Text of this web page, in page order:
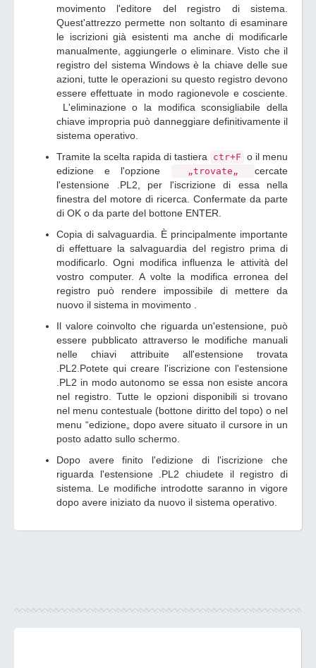
movimento l'editore del registro di sistema.
Quest'attrezzo permette non soltanto di esaminare
le iscrizioni già esistenti ma anche di modificarle
manualmente, aggiungerle o eliminare. Visto che il
registro del sistema Windows è la chiave delle sue
azioni, tutte le operazioni su questo registro devono
essere effettuate in modo ragionevole e cosciente.
L'eliminazione o la modifica sconsigliabile della
chiave impropria può danneggiare definitivamente il
sistema operativo.
Tramite la scelta rapida di tastiera
ctr+F o il menu
edizione e l'opzione
„trovate„
cercate
l'estensione .PL2, per l'iscrizione di essa nella
finestra del motore di ricerca. Confermate da parte
di OK o da parte del bottone ENTER.
Copia di salvaguardia. È principalmente importante
di effettuare la salvaguardia del registro prima di
modificarlo. Ogni modifica influenza le attività del
vostro computer. A volte la modifica erronea del
registro può rendere impossibile di mettere da
nuovo il sistema in movimento .
Il valore coinvolto che riguarda un'estensione, può
essere pubblicato attraverso le modifiche manuali
nelle chiavi attribuite all'estensione trovata
.PL2.Potete qui creare l'iscrizione con l'estensione
.PL2 in modo autonomo se essa non esiste ancora
nel registro. Tutte le opzioni disponibili si trovano
nel menu contestuale (bottone diritto del topo) o nel
menu “edizione„ dopo avere situato il cursore in un
posto adatto sullo schermo.
Dopo avere finito l'edizione di l'iscrizione che
riguarda l'estensione .PL2 chiudete il registro di
sistema. Le modifiche introdotte saranno in vigore
dopo avere iniziato da nuovo il sistema operativo.